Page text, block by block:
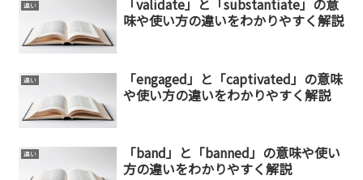
違い
「validate」と「substantiate」の意
味や使い方の違いをわかりやすく解説
違い
「engaged」と「captivated」の意味
や使い方の違いをわかりやすく解説
違い
「band」と「banned」の意味や使い
方の違いをわかりやすく解説